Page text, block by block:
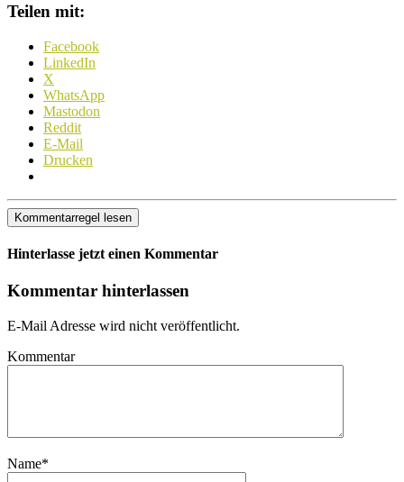
Teilen mit:
Facebook
LinkedIn
X
WhatsApp
Mastodon
Reddit
E-Mail
Drucken
Kommentarregel lesen
Hinterlasse jetzt einen Kommentar
Kommentar hinterlassen
E-Mail Adresse wird nicht veröffentlicht.
Kommentar
Name*